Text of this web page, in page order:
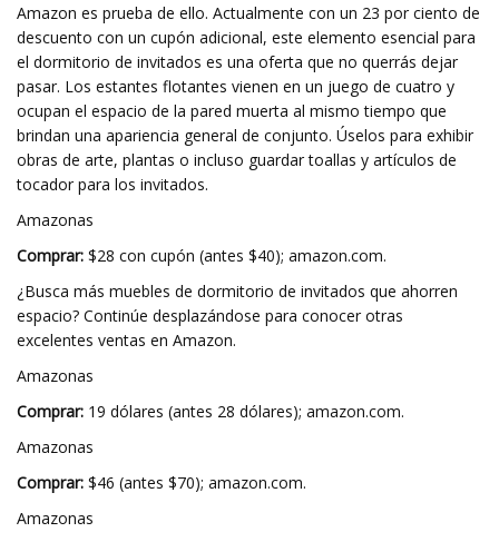
Amazon es prueba de ello. Actualmente con un 23 por ciento de
descuento con un cupón adicional, este elemento esencial para
el dormitorio de invitados es una oferta que no querrás dejar
pasar. Los estantes flotantes vienen en un juego de cuatro y
ocupan el espacio de la pared muerta al mismo tiempo que
brindan una apariencia general de conjunto. Úselos para exhibir
obras de arte, plantas o incluso guardar toallas y artículos de
tocador para los invitados.
Amazonas
Comprar: $28 con cupón (antes $40); amazon.com.
¿Busca más muebles de dormitorio de invitados que ahorren
espacio? Continúe desplazándose para conocer otras
excelentes ventas en Amazon.
Amazonas
Comprar: 19 dólares (antes 28 dólares); amazon.com.
Amazonas
Comprar: $46 (antes $70); amazon.com.
Amazonas